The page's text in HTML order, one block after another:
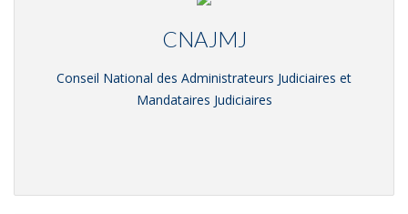
CNAJMJ
Conseil National des Administrateurs Judiciaires et
Mandataires Judiciaires